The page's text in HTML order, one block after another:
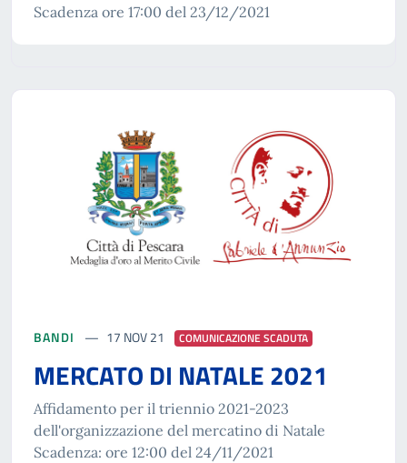
Scadenza ore 17:00 del 23/12/2021
BANDI 17 NOV 21 COMUNICAZIONE SCADUTA
MERCATO DI NATALE 2021
Affidamento per il triennio 2021-2023
dell'organizzazione del mercatino di Natale
Scadenza: ore 12:00 del 24/11/2021